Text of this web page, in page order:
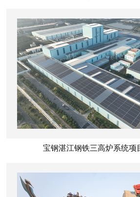
宝钢湛江钢铁三高炉系统项